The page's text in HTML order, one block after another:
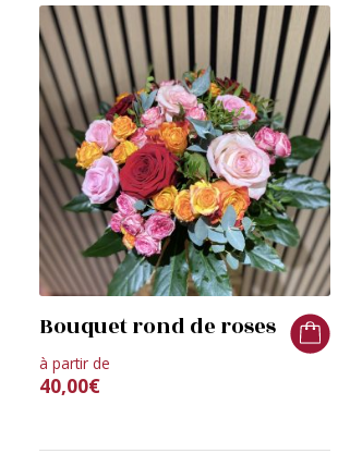
Bouquet rond de roses
à partir de
40,00€